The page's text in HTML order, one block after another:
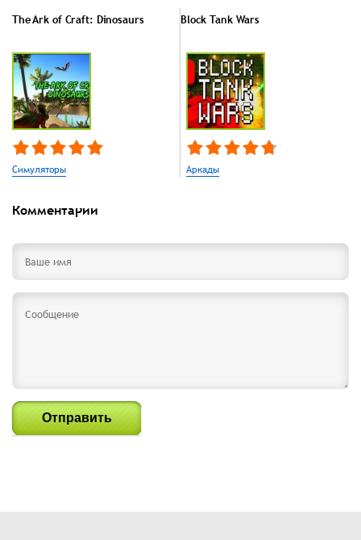
The Ark of Craft: Dinosaurs
Симуляторы
Block Tank Wars
Аркады
Комментарии
Отправить